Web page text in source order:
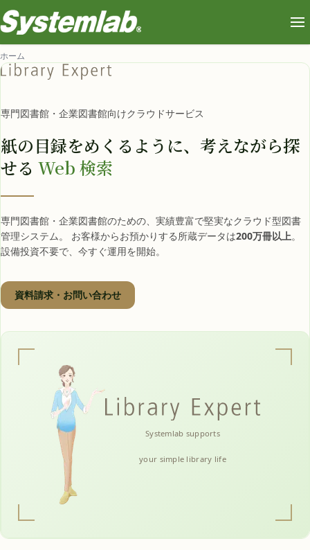
ホーム
専門図書館・企業図書館向けクラウドサービス
紙の目録をめくるように、 考えながら探
せる Web 検索
専門図書館・企業図書館のための、実績豊富で堅実なクラウド型図書
管理システム。 お客様からお預かりする所蔵データは200万冊以上。
設備投資不要で、今すぐ運用を開始。
資料請求・お問い合わせ
Systemlab supports
your simple library life